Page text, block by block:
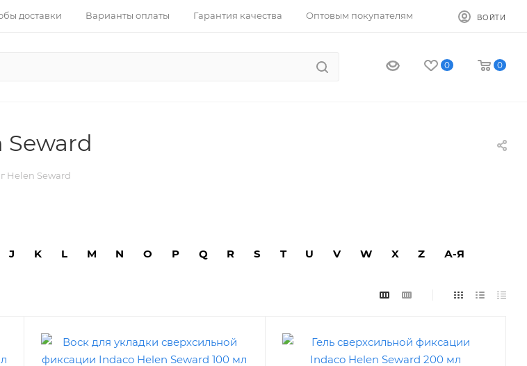
доставки Варианты оплаты Гарантия качества Оптовым покупателям ВОЙТИ
0 0
Seward
Helen Seward
J K L M N O P Q R S T U V W X Z А-Я